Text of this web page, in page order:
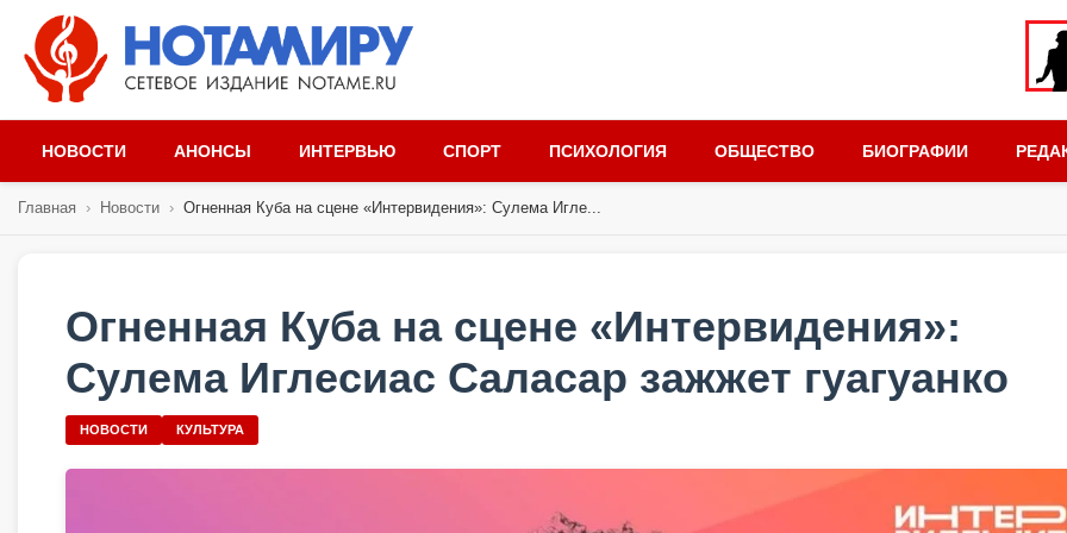
НОВОСТИ АНОНСЫ ИНТЕРВЬЮ СПОРТ ПСИХОЛОГИЯ ОБЩЕСТВО БИОГРАФИИ
Главная › Новости › Огненная Куба на сцене «Интервидения»: Сулема Игле...
Огненная Куба на сцене «Интервидения»:
Сулема Иглесиас Саласар зажжет гуагуанко
НОВОСТИ КУЛЬТУРА